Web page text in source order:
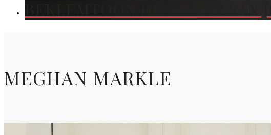
MEGHAN MARKLE